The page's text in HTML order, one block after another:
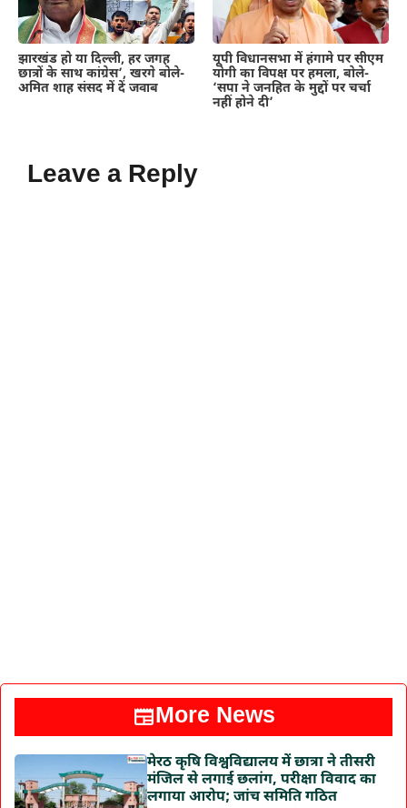
झारखंड हो या दिल्ली, हर जगह
छात्रों के साथ कांग्रेस’, खरगे बोले-
अमित शाह संसद में दें जवाब
यूपी विधानसभा में हंगामे पर सीएम
योगी का विपक्ष पर हमला, बोले-
‘सपा ने जनहित के मुद्दों पर चर्चा
नहीं होने दी’
Leave a Reply
More News
मेरठ कृषि विश्वविद्यालय में छात्रा ने तीसरी
मंजिल से लगाई छलांग, परीक्षा विवाद का
लगाया आरोप; जांच समिति गठित